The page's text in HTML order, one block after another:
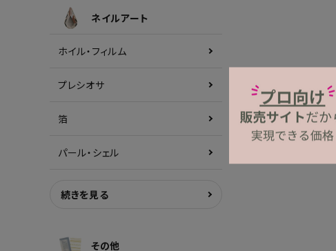
ネイルアート
ホイル・フィルム
プレシオサ
箔
パール・シェル
続きを見る
その他